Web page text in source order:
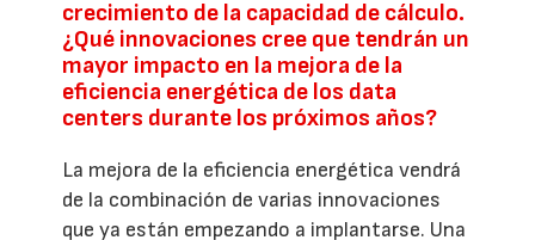
crecimiento de la capacidad de cálculo.
¿Qué innovaciones cree que tendrán un
mayor impacto en la mejora de la
eficiencia energética de los data
centers durante los próximos años?
La mejora de la eficiencia energética vendrá
de la combinación de varias innovaciones
que ya están empezando a implantarse. Una